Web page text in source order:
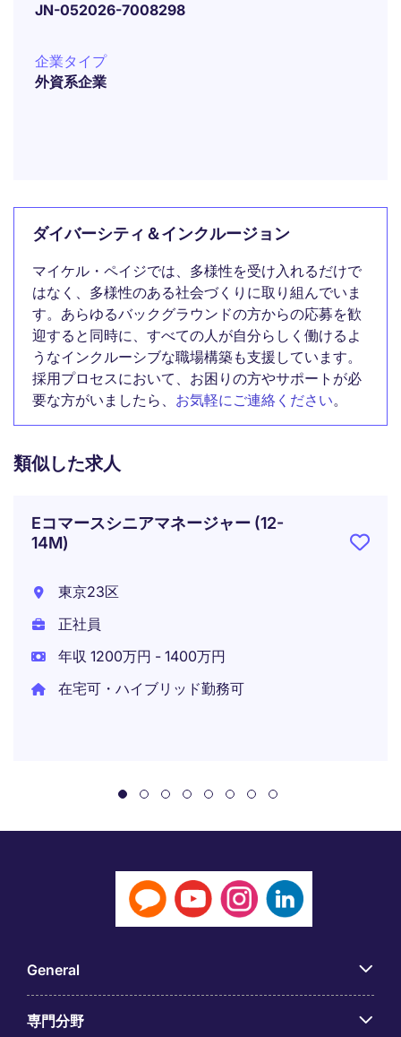
JN-052026-7008298
企業タイプ
外資系企業
ダイバーシティ＆インクルージョン
マイケル・ペイジでは、多様性を受け入れるだけで
はなく、多様性のある社会づくりに取り組んでいま
す。あらゆるバックグラウンドの方からの応募を歓
迎すると同時に、すべての人が自分らしく働けるよ
うなインクルーシブな職場構築も支援しています。
採用プロセスにおいて、お困りの方やサポートが必
要な方がいましたら、 お気軽にご連絡ください。
類似した求人
Eコマースシニアマネージャー (12-
14M)
東京23区
正社員
年収 1200万円 - 1400万円
在宅可・ハイブリッド勤務可
General
専門分野